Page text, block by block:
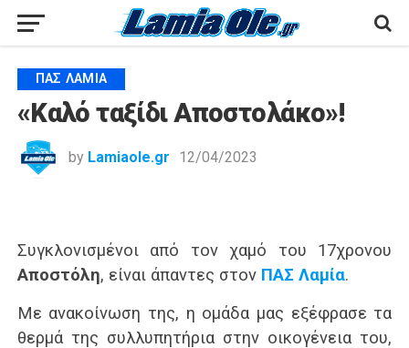
ΠΑΣ ΛΑΜΊΑ
«Καλό ταξίδι Αποστολάκο»!
by Lamiaole.gr 12/04/2023
Συγκλονισμένοι από τον χαμό του 17χρονου
Αποστόλη, είναι άπαντες στον ΠΑΣ Λαμία.
Με ανακοίνωση της, η ομάδα μας εξέφρασε τα
θερμά της συλλυπητήρια στην οικογένεια του,